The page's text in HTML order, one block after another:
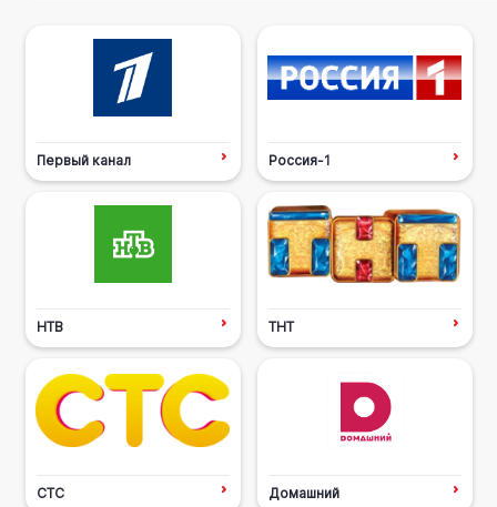
Первый канал Россия-1
НТВ ТНТ
СТС Домашний